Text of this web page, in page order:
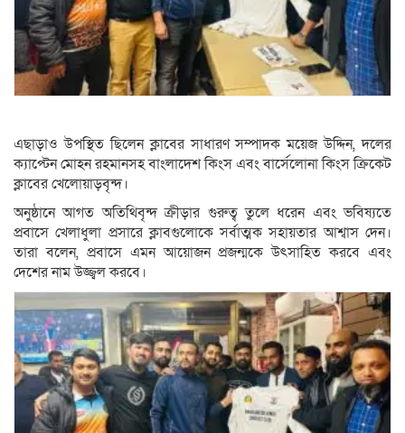
এছাড়াও উপস্থিত ছিলেন ক্লাবের সাধারণ সম্পাদক ময়েজ উদ্দিন, দলের
ক্যাপ্টেন মোহন রহমানসহ বাংলাদেশ কিংস এবং বার্সেলোনা কিংস ক্রিকেট
ক্লাবের খেলোয়াড়বৃন্দ।
অনুষ্ঠানে আগত অতিথিবৃন্দ ক্রীড়ার গুরুত্ব তুলে ধরেন এবং ভবিষ্যতে
প্রবাসে খেলাধুলা প্রসারে ক্লাবগুলোকে সর্বাত্মক সহায়তার আশ্বাস দেন।
তারা বলেন, প্রবাসে এমন আয়োজন প্রজন্মকে উৎসাহিত করবে এবং
দেশের নাম উজ্জ্বল করবে।